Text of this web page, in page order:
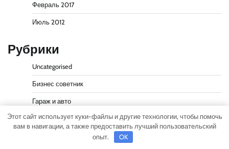
Февраль 2017
Июль 2012
Рубрики
Uncategorised
Бизнес советник
Гараж и авто
Дача, участок
Как выбрать гаджет
Этот сайт использует куки-файлы и другие технологии, чтобы помочь
вам в навигации, а также предоставить лучший пользовательский
опыт.
OK